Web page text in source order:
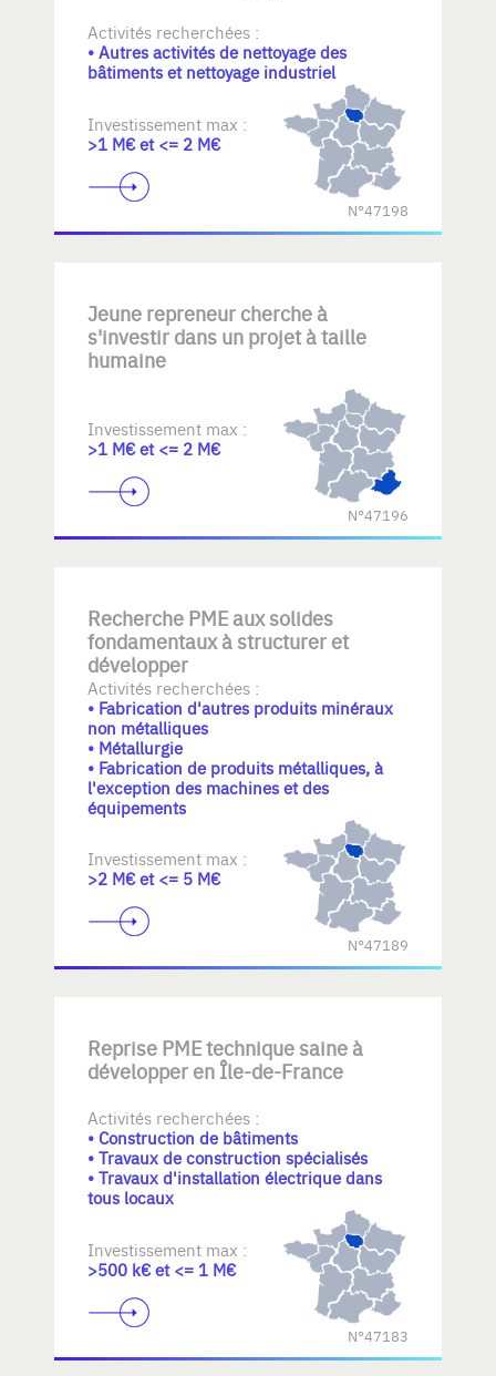
Activités recherchées :
• Autres activités de nettoyage des
bâtiments et nettoyage industriel
Investissement max :
>1 M€ et <= 2 M€
N°47198
Jeune repreneur cherche à
s'investir dans un projet à taille
humaine
Investissement max :
>1 M€ et <= 2 M€
N°47196
Recherche PME aux solides
fondamentaux à structurer et
développer
Activités recherchées :
• Fabrication d'autres produits minéraux
non métalliques
• Métallurgie
• Fabrication de produits métalliques, à
l'exception des machines et des
équipements
Investissement max :
>2 M€ et <= 5 M€
N°47189
Reprise PME technique saine à
développer en Île-de-France
Activités recherchées :
• Construction de bâtiments
• Travaux de construction spécialisés
• Travaux d'installation électrique dans
tous locaux
Investissement max :
>500 k€ et <= 1 M€
N°47183